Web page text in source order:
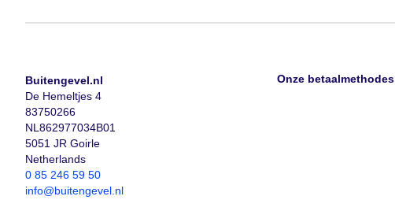
Buitengevel.nl
De Hemeltjes 4
83750266
NL862977034B01
5051 JR Goirle
Netherlands
0 85 246 59 50
info@buitengevel.nl
Onze betaalmethodes